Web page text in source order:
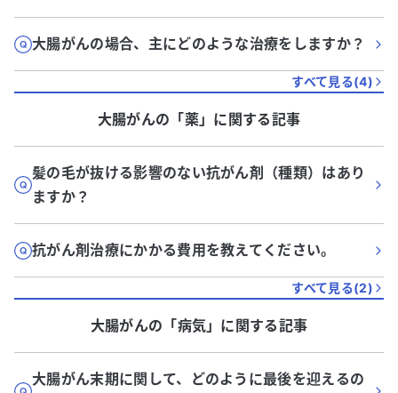
大腸がんの場合、主にどのような治療をしますか？
すべて見る(4)
大腸がんの「薬」に関する記事
髪の毛が抜ける影響のない抗がん剤（種類）はあり
ますか？
抗がん剤治療にかかる費用を教えてください。
すべて見る(2)
大腸がんの「病気」に関する記事
大腸がん末期に関して、どのように最後を迎えるの